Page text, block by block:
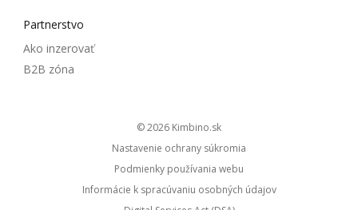
Partnerstvo
Ako inzerovať
B2B zóna
© 2026
kimbino.sk
Nastavenie ochrany súkromia
Podmienky používania webu
Informácie k spracúvaniu osobných údajov